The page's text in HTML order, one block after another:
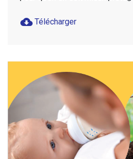
cloud_download Télécharger